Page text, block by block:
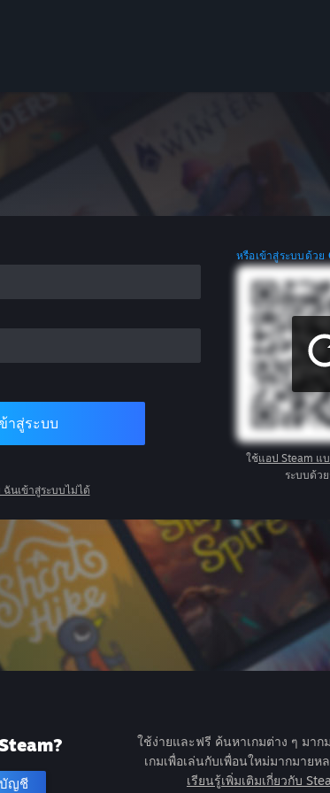
าสู่ระบบ
ฉันเข้าสู่ระบบไม่ได้
หรือเข้าสู่ระบบด้วย
ใช้แอป Steam แ
ระบบด้ว
บัญชี
ใช้ง่ายและฟรี ค้นหาเกมต่าง ๆ มาก
เกมเพื่อเล่นกับเพื่อนใหม่มากมาย
เรียนรู้เพิ่มเติมเกี่ยวกับ